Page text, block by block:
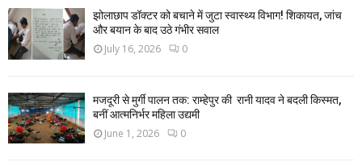
झोलाछाप डॉक्टर को बचाने में जुटा स्वास्थ्य विभाग! शिकायत, जांच
और बयान के बाद उठे गंभीर सवाल
July 16, 2026 0
मजदूरी से मुर्गी पालन तक: राम्हेपुर की रानी यादव ने बदली किस्मत,
बनीं आत्मनिर्भर महिला उद्यमी
June 1, 2026 0